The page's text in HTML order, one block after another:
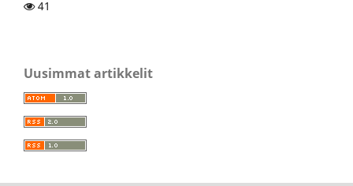
41
Uusimmat artikkelit